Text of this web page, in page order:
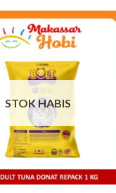
STOK HABIS